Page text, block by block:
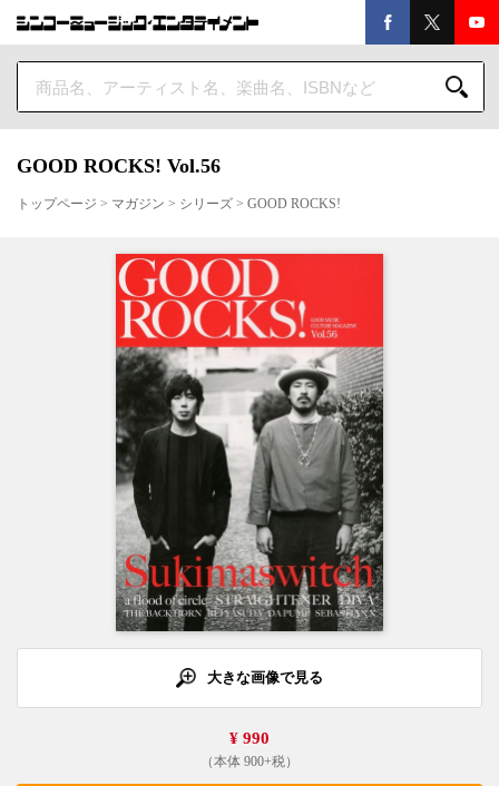
GOOD ROCKS! Vol.56
トップページ > マガジン > シリーズ > GOOD ROCKS!
大きな画像で見る
¥ 990
（本体 900+税）